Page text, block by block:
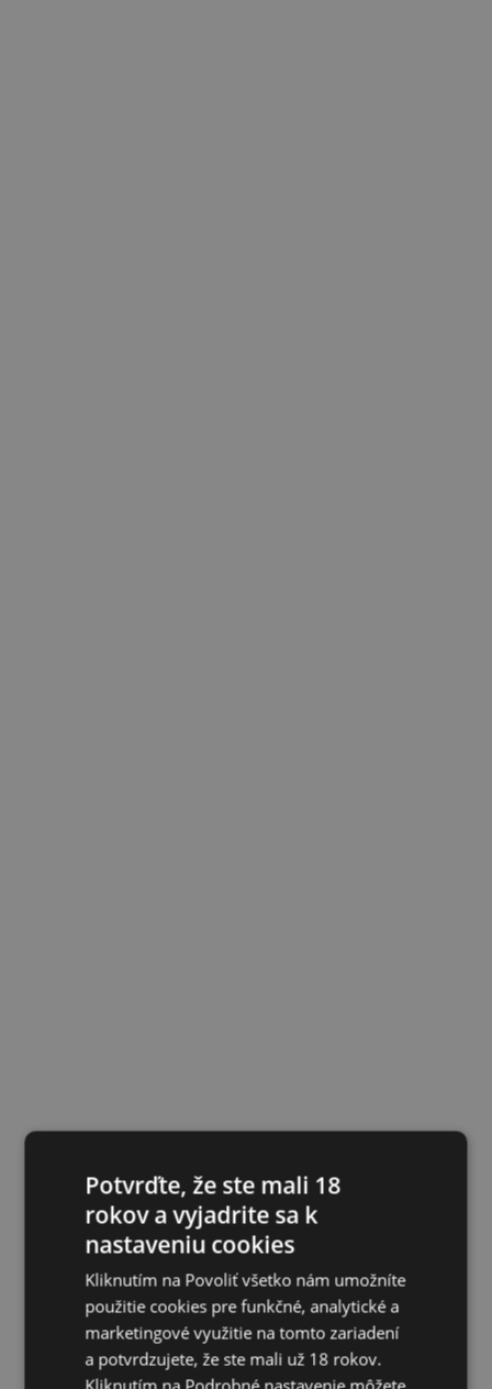
Potvrďte, že ste mali 18
rokov a vyjadrite sa k
nastaveniu cookies
Kliknutím na Povoliť všetko nám umožníte
použitie cookies pre funkčné, analytické a
marketingové využitie na tomto zariadení
a potvrdzujete, že ste mali už 18 rokov.